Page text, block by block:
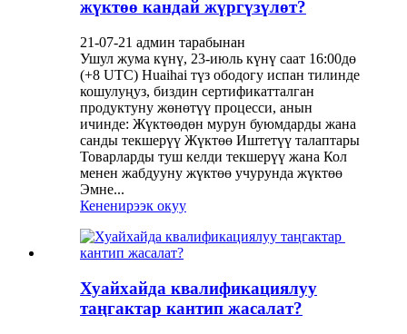
жүктөө кандай жүргүзүлөт?
21-07-21 админ тарабынан
Ушул жума күнү, 23-июль күнү саат 16:00дө
(+8 UTC) Huaihai түз ободогу испан тилинде
кошулуңуз, биздин сертификатталган
продуктуну жөнөтүү процесси, анын
ичинде: Жүктөөдөн мурун буюмдарды жана
санды текшерүү Жүктөө Иштетүү талаптары
Товарларды туш келди текшерүү жана Кол
менен жабдууну жүктөө учурунда жүктөө
Эмне...
Кененирээк окуу
Хуайхайда квалификациялуу
таңгактар ​​кантип жасалат?